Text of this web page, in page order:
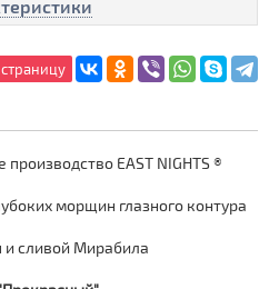
EAST NIGHTS ®
морщин глазного контура
сливой Мирабила